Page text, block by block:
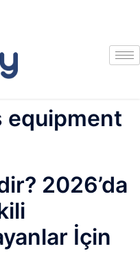
equipment
2026’da
İçin